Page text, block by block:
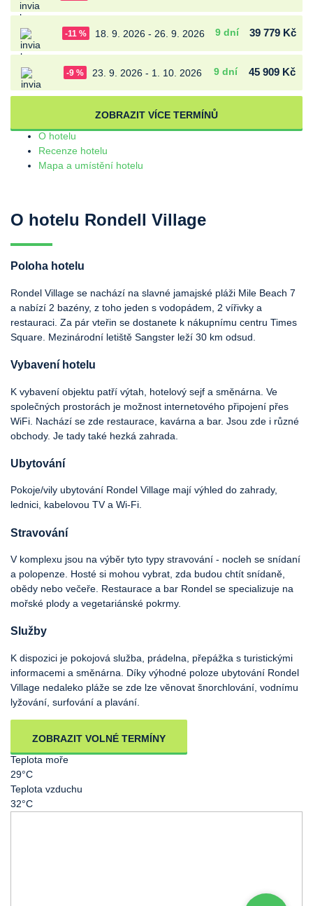
-11 % 18. 9. 2026 - 26. 9. 2026 9 dní 39 779 Kč
-9 % 23. 9. 2026 - 1. 10. 2026 9 dní 45 909 Kč
ZOBRAZIT VÍCE TERMÍNŮ
O hotelu
Recenze hotelu
Mapa a umístění hotelu
O hotelu Rondell Village
Poloha hotelu
Rondel Village se nachází na slavné jamajské pláži Mile Beach 7
a nabízí 2 bazény, z toho jeden s vodopádem, 2 vířivky a
restauraci. Za pár vteřin se dostanete k nákupnímu centru Times
Square. Mezinárodní letiště Sangster leží 30 km odsud.
Vybavení hotelu
K vybavení objektu patří výtah, hotelový sejf a směnárna. Ve
společných prostorách je možnost internetového připojení přes
WiFi. Nachází se zde restaurace, kavárna a bar. Jsou zde i různé
obchody. Je tady také hezká zahrada.
Ubytování
Pokoje/vily ubytování Rondel Village mají výhled do zahrady,
lednici, kabelovou TV a Wi-Fi.
Stravování
V komplexu jsou na výběr tyto typy stravování - nocleh se snídaní
a polopenze. Hosté si mohou vybrat, zda budou chtít snídaně,
obědy nebo večeře. Restaurace a bar Rondel se specializuje na
mořské plody a vegetariánské pokrmy.
Služby
K dispozici je pokojová služba, prádelna, přepážka s turistickými
informacemi a směnárna. Díky výhodné poloze ubytování Rondel
Village nedaleko pláže se zde lze věnovat šnorchlování, vodnímu
lyžování, surfování a plavání.
ZOBRAZIT VOLNÉ TERMÍNY
Teplota moře
29°C
Teplota vzduchu
32°C